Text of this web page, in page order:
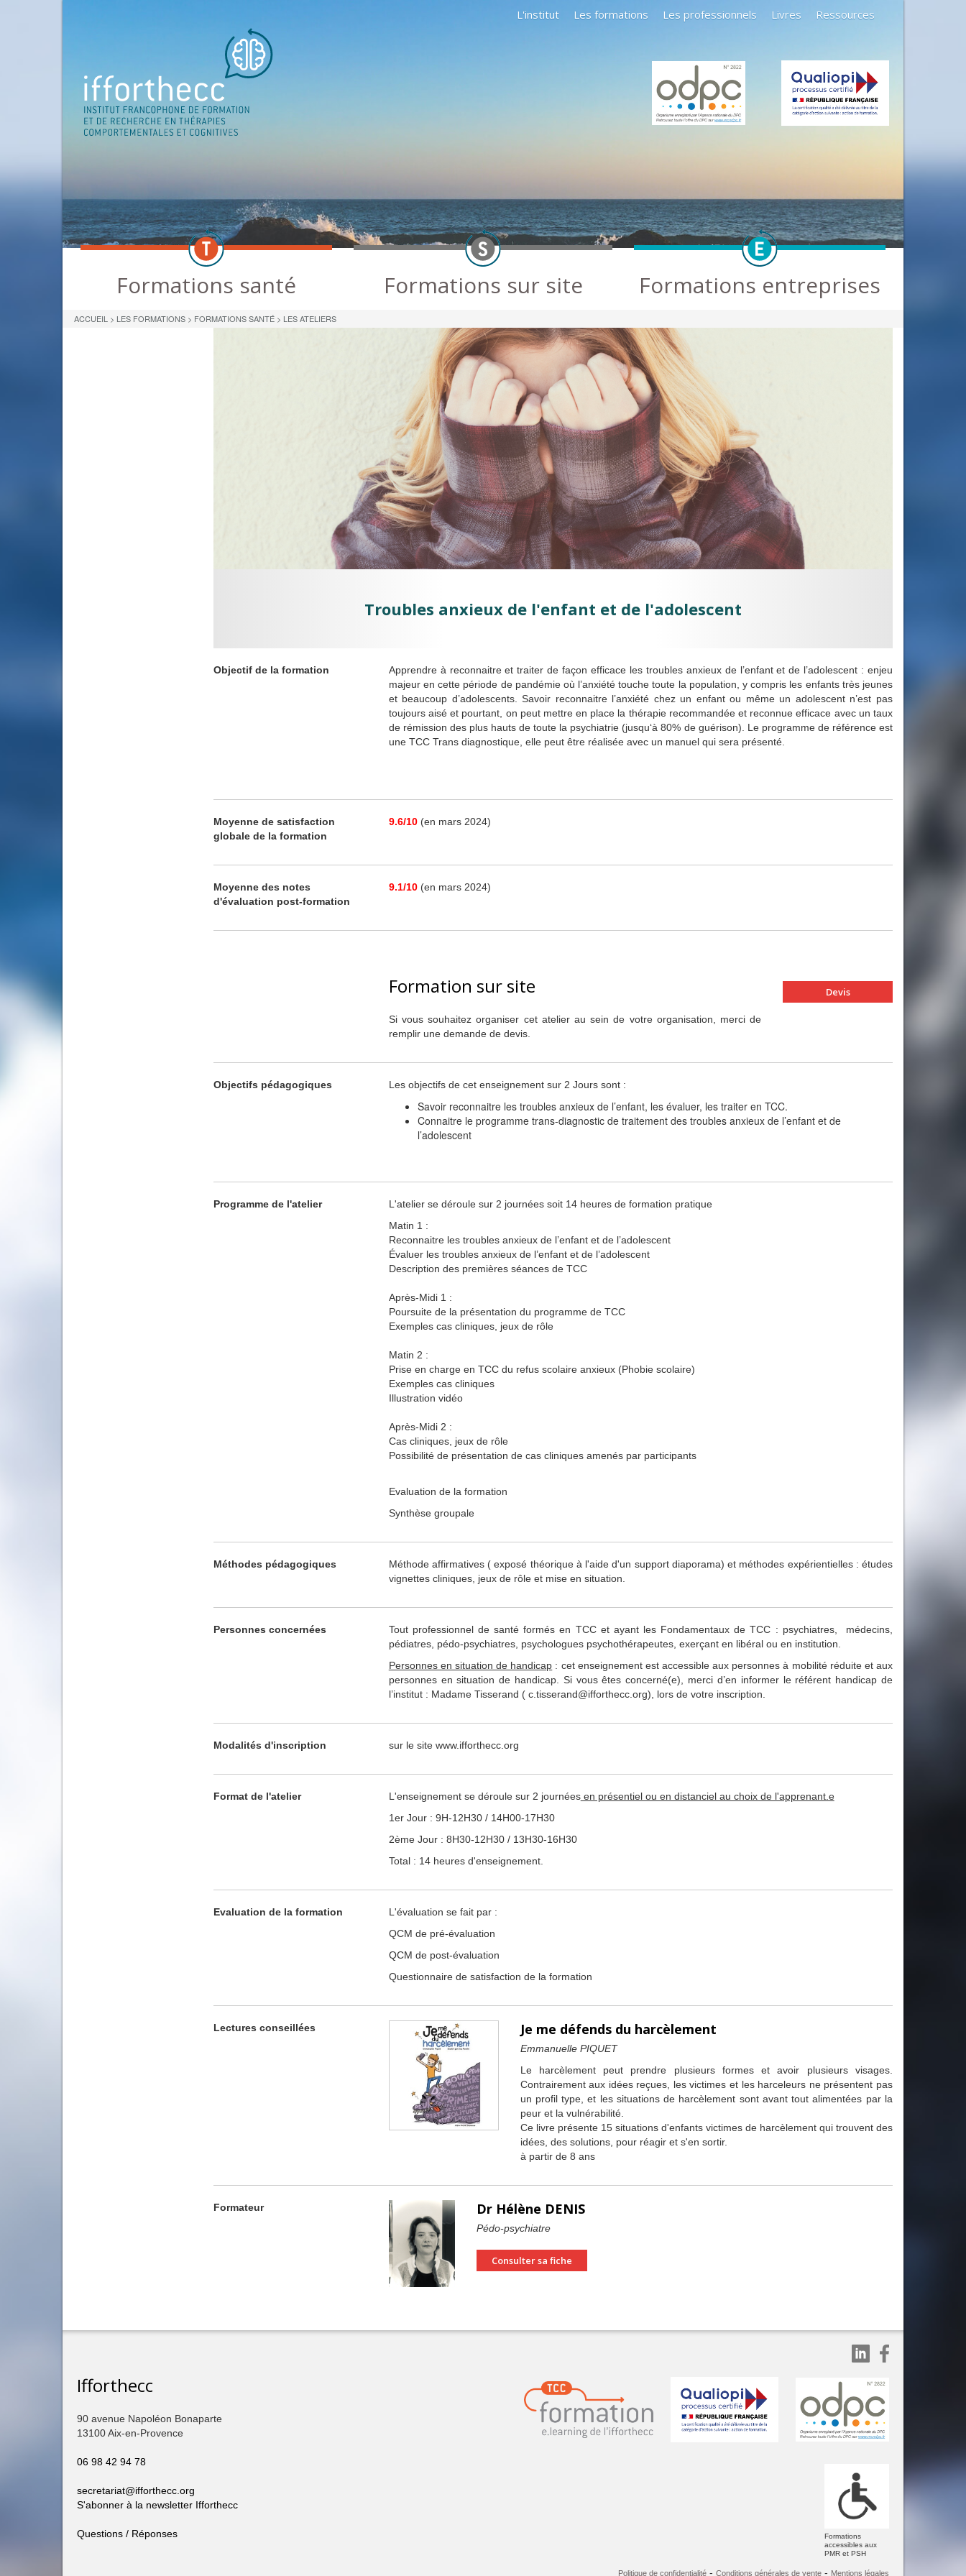
L'institut Les formations Les professionnels Livres Ressources
Formations santé Formations sur site Formations entreprises
ACCUEIL > LES FORMATIONS > FORMATIONS SANTÉ > LES ATELIERS
Troubles anxieux de l'enfant et de l'adolescent
Objectif de la formation
Apprendre à reconnaitre et traiter de façon efficace les troubles anxieux de l’enfant et de l’adolescent : enjeu
majeur en cette période de pandémie où l’anxiété touche toute la population, y compris les enfants très jeunes
et beaucoup d’adolescents. Savoir reconnaitre l’anxiété chez un enfant ou même un adolescent n’est pas
toujours aisé et pourtant, on peut mettre en place la thérapie recommandée et reconnue efficace avec un taux
de rémission des plus hauts de toute la psychiatrie (jusqu‘à 80% de guérison). Le programme de référence est
une TCC Trans diagnostique, elle peut être réalisée avec un manuel qui sera présenté.
Moyenne de satisfaction
globale de la formation
9.6/10 (en mars 2024)
Moyenne des notes
d'évaluation post-formation
9.1/10 (en mars 2024)
Formation sur site
Si vous souhaitez organiser cet atelier au sein de votre organisation, merci de
remplir une demande de devis.
Devis
Objectifs pédagogiques Les objectifs de cet enseignement sur 2 Jours sont :
Savoir reconnaitre les troubles anxieux de l’enfant, les évaluer, les traiter en TCC.
Connaitre le programme trans-diagnostic de traitement des troubles anxieux de l’enfant et de
l’adolescent
Programme de l'atelier
L'atelier se déroule sur 2 journées soit 14 heures de formation pratique
Matin 1 :
Reconnaitre les troubles anxieux de l’enfant et de l’adolescent
Évaluer les troubles anxieux de l’enfant et de l’adolescent
Description des premières séances de TCC
Après-Midi 1 :
Poursuite de la présentation du programme de TCC
Exemples cas cliniques, jeux de rôle
Matin 2 :
Prise en charge en TCC du refus scolaire anxieux (Phobie scolaire)
Exemples cas cliniques
Illustration vidéo
Après-Midi 2 :
Cas cliniques, jeux de rôle
Possibilité de présentation de cas cliniques amenés par participants
Evaluation de la formation
Synthèse groupale
Méthodes pédagogiques
Méthode affirmatives ( exposé théorique à l'aide d'un support diaporama) et méthodes expérientielles : études
vignettes cliniques, jeux de rôle et mise en situation.
Personnes concernées
Tout professionnel de santé formés en TCC et ayant les Fondamentaux de TCC : psychiatres, médecins,
pédiatres, pédo-psychiatres, psychologues psychothérapeutes, exerçant en libéral ou en institution.
Personnes en situation de handicap : cet enseignement est accessible aux personnes à mobilité réduite et aux
personnes en situation de handicap. Si vous êtes concerné(e), merci d’en informer le référent handicap de
l’institut : Madame Tisserand ( c.tisserand@ifforthecc.org), lors de votre inscription.
Modalités d'inscription sur le site www.ifforthecc.org
Format de l'atelier L'enseignement se déroule sur 2 journéesen présentiel ou en distanciel au choix de l'apprenant.e
1er Jour : 9H-12H30 / 14H00-17H30
2ème Jour : 8H30-12H30 / 13H30-16H30
Total : 14 heures d'enseignement.
Evaluation de la formation
L'évaluation se fait par :
QCM de pré-évaluation
QCM de post-évaluation
Questionnaire de satisfaction de la formation
Lectures conseillées Je me défends du harcèlement
Emmanuelle PIQUET
Le harcèlement peut prendre plusieurs formes et avoir plusieurs visages.
Contrairement aux idées reçues, les victimes et les harceleurs ne présentent pas
un profil type, et les situations de harcèlement sont avant tout alimentées par la
peur et la vulnérabilité.
Ce livre présente 15 situations d'enfants victimes de harcèlement qui trouvent des
idées, des solutions, pour réagir et s'en sortir.
à partir de 8 ans
Formateur Dr Hélène DENIS
Pédo-psychiatre
Consulter sa fiche
Ifforthecc
90 avenue Napoléon Bonaparte
13100 Aix-en-Provence
06 98 42 94 78
secretariat@ifforthecc.org
S'abonner à la newsletter Ifforthecc
Questions / Réponses
Formations
accessibles aux
PMR et PSH
Politique de confidentialité - Conditions générales de vente - Mentions légales